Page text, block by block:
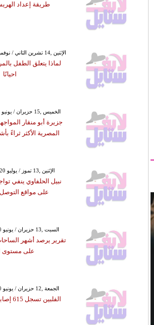
طريقة إعداد
GMT 00:05 2016 الإثنين ,14 تشرين الثاني / نوفمبر
لماذا يتعلق الطفل
احيانًا
GMT 02:17 2017 الخميس ,15 حزيران / يونيو
جزيرة أبو منقار
المصرية الأكثر ثراءً
GMT 21:16 2020 الإثنين ,13 تموز / يوليو
نبيل الحلفاوي ينفي
على مواقع
GMT 10:12 2020 السبت ,13 حزيران / يونيو
تقرير يرصد أشهر
على مستوى
GMT 14:27 2020 الجمعة ,12 حزيران / يونيو
الفلبين تسجل 615 إصابة جديدة بكورونا